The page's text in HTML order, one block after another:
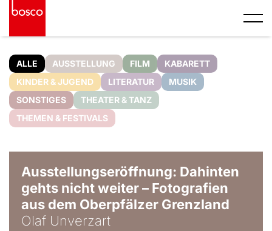
ALLE AUSSTELLUNG FILM
KABARETT
KINDER & JUGEND
LITERATUR
MUSIK
SONSTIGES
THEATER & TANZ
THEMEN & FESTIVALS
Ausstellungseröffnung: Dahinten
gehts nicht weiter – Fotografien
aus dem Oberpfälzer Grenzland
Olaf Unverzart